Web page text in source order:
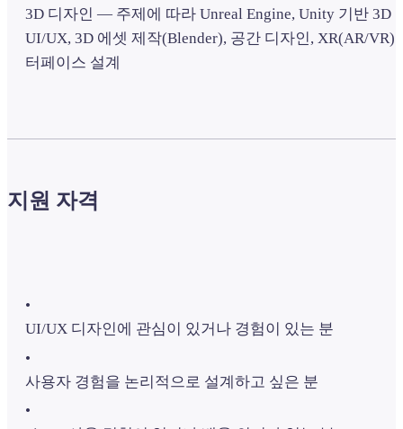
3D 디자인 — 주제에 따라 Unreal Engine, Unity 기반 3D
UI/UX, 3D 에셋 제작(Blender), 공간 디자인, XR(AR/VR)
터페이스 설계
지원 자격
•
UI/UX 디자인에 관심이 있거나 경험이 있는 분
•
사용자 경험을 논리적으로 설계하고 싶은 분
•